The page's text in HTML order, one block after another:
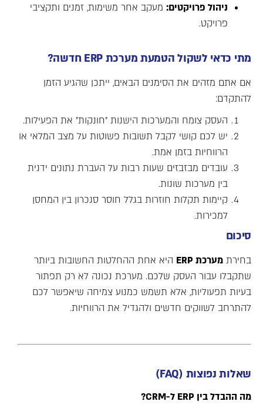
ניהול פרויקטים: מעקב אחר משימות, זמנים ותקציבי
פרויקט.
מתי כדאי לשקול הטמעת מערכת חדשה?
אם אתם מזהים את הסימנים הבאים, ייתכן שהגיע הזמן
להתקדם:
העסק צומח והמערכות הישנות "חונקות" את הפעילות.
יש לכם קושי לקבל תשובות פשוטות על מצב המלאי או
הרווחיות בזמן אמת.
עובדים מבזבזים שעות רבות על העברת נתונים ידנית
בין מערכות שונות.
קיימות תקלות חוזרות בגלל חוסר סנכרון בין המחסן
למכירות.
סיכום
בחירת מערכת
היא אחת ההחלטות החשובות ביותר
שתקבלו עבור העסק שלכם. מערכת נכונה לא רק תפתור
בעיות תפעוליות, אלא תשמש כמנוע צמיחה שיאפשר לכם
להתרחב לשווקים חדשים ולהגדיל את הרווחיות.
שאלות נפוצות (FAQ)
מה ההבדל בין ל-CRM?